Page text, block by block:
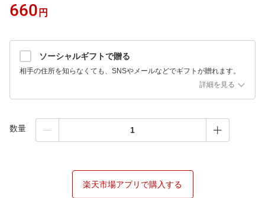
660 円
ソーシャルギフトで贈る
相手の住所を知らなくても、SNSやメールなどでギフトが贈れます。
詳細を見る
数量
楽天市場アプリで購入する